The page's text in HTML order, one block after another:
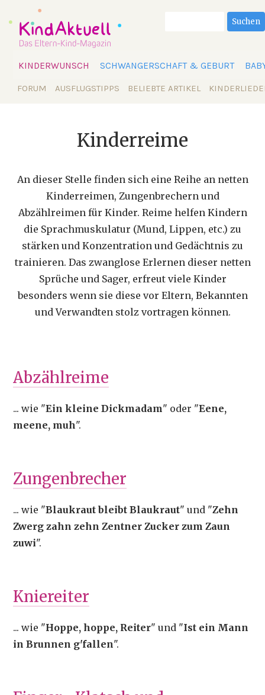
überspringen
KINDERWUNSCH SCHWANGERSCHAFT & GEBURT
Navigation
FORUM AUSFLUGSTIPPS BELIEBTE ARTIKEL
Suchen
Kinderreime
An dieser Stelle finden sich eine Reihe an netten
Kinderreimen, Zungenbrechern und
Abzählreimen für Kinder. Reime helfen Kindern
die Sprachmuskulatur (Mund, Lippen, etc.) zu
stärken und Konzentration und Gedächtnis zu
trainieren. Das zwanglose Erlernen dieser netten
Sprüche und Sager, erfreut viele Kinder
besonders wenn sie diese vor Eltern, Bekannten
und Verwandten stolz vortragen können.
Abzählreime
... wie "Ein kleine Dickmadam" oder "Eene,
meene, muh".
Zungenbrecher
... wie "Blaukraut bleibt Blaukraut" und "Zehn
Zwerg zahn zehn Zentner Zucker zum Zaun
zuwi".
Kniereiter
... wie "Hoppe, hoppe, Reiter" und "Ist ein Mann
in Brunnen g'fallen".